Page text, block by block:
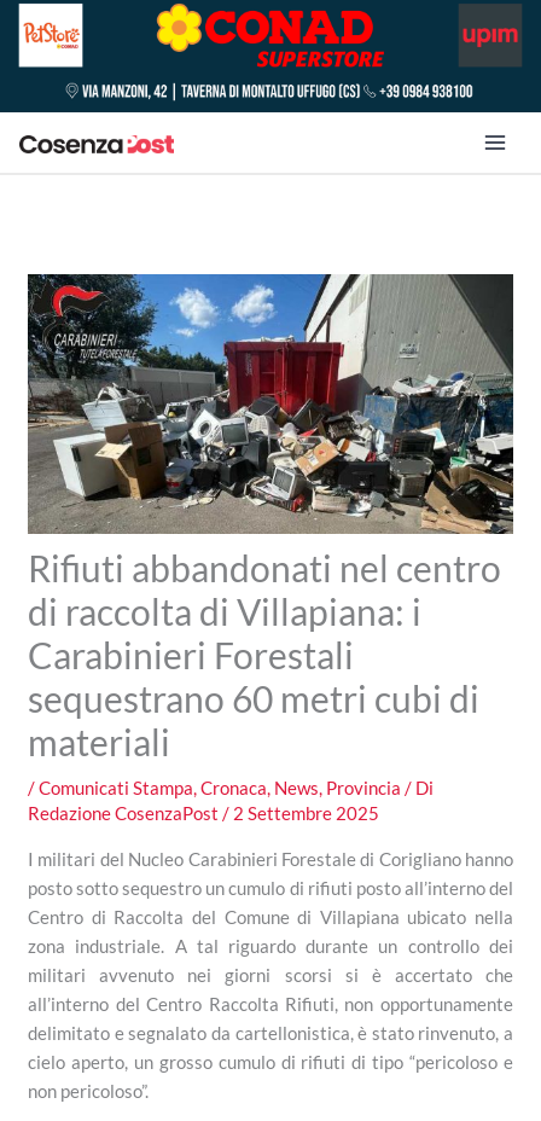
Rifiuti abbandonati nel centro
di raccolta di Villapiana: i
Carabinieri Forestali
sequestrano 60 metri cubi di
materiali
/Comunicati Stampa,Cronaca, News, Provincia / Di
Redazione CosenzaPost/ 2 Settembre 2025
I militari del Nucleo Carabinieri Forestale di Corigliano hanno
posto sotto sequestro un cumulo di rifiuti posto all’interno del
Centro di Raccolta del Comune di Villapiana ubicato nella
zona industriale. A tal riguardo durante un controllo dei
militari avvenuto nei giorni scorsi si è accertato che
all’interno del Centro Raccolta Rifiuti, non opportunamente
delimitato e segnalato da cartellonistica, è stato rinvenuto, a
cielo aperto, un grosso cumulo di rifiuti di tipo “pericoloso e
non pericoloso”.